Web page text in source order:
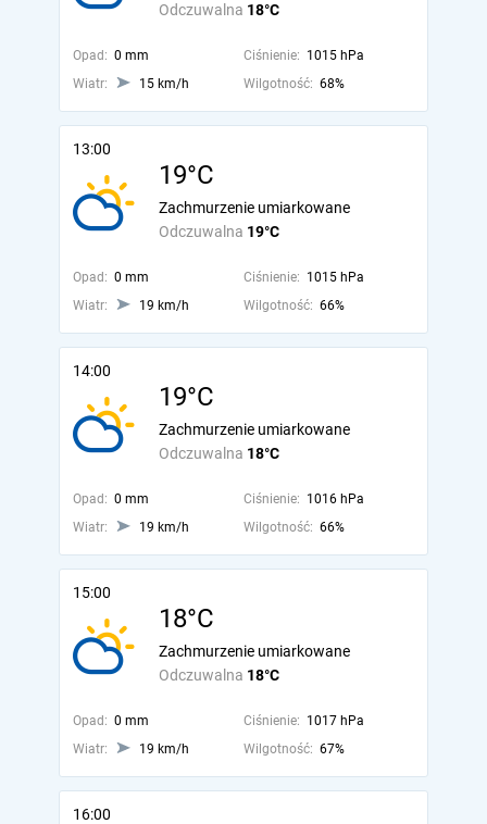
Odczuwalna 18°C
Opad: 0 mm Ciśnienie: 1015 hPa
Wiatr:
15 km/h Wilgotność: 68%
13:00
19°C
Odczuwalna 19°C
Zachmurzenie umiarkowane
Opad: 0 mm Ciśnienie: 1015 hPa
Wiatr:
19 km/h Wilgotność: 66%
14:00
19°C
Odczuwalna 18°C
Zachmurzenie umiarkowane
Opad: 0 mm Ciśnienie: 1016 hPa
Wiatr:
19 km/h Wilgotność: 66%
15:00
18°C
Odczuwalna 18°C
Zachmurzenie umiarkowane
Opad: 0 mm Ciśnienie: 1017 hPa
Wiatr:
19 km/h Wilgotność: 67%
16:00